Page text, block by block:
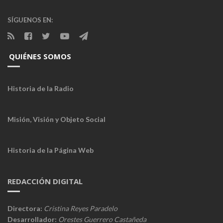
SÍGUENOS EN:
QUIÉNES SOMOS
Historia de la Radio
Misión, Visión y Objeto Social
Historia de la Página Web
REDACCIÓN DIGITAL
Directora: Cristina Reyes Paradelo
Desarrollador: Orestes Guerrero Castañeda